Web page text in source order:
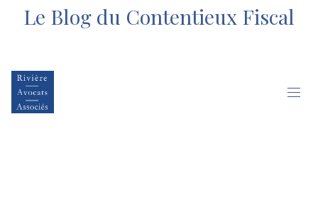
Le Blog du Contentieux Fiscal